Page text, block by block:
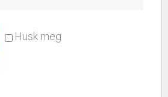
Husk meg